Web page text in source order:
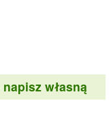
napisz własną